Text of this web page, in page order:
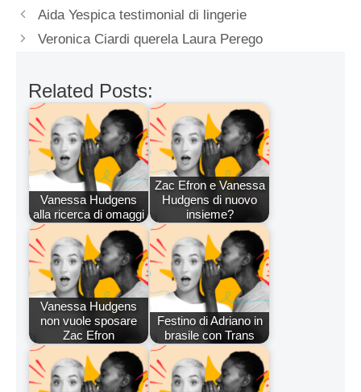
Aida Yespica testimonial di lingerie
Veronica Ciardi querela Laura Perego
Related Posts:
Vanessa Hudgens
alla ricerca di omaggi
Zac Efron e Vanessa
Hudgens di nuovo
insieme?
Vanessa Hudgens
non vuole sposare
Zac Efron
Festino di Adriano in
brasile con Trans